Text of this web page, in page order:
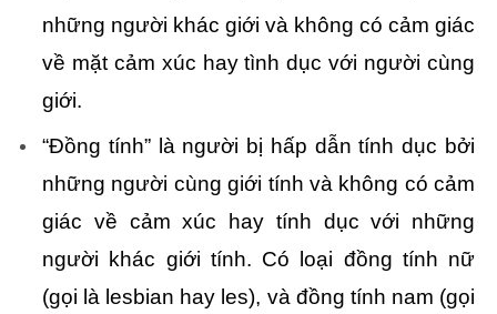
những người khác giới và không có cảm giác
về mặt cảm xúc hay tình dục với người cùng
giới.
“Đồng tính” là người bị hấp dẫn tính dục bởi
những người cùng giới tính và không có cảm
giác về cảm xúc hay tính dục với những
người khác giới tính. Có loại đồng tính nữ
(gọi là lesbian hay les), và đồng tính nam (gọi